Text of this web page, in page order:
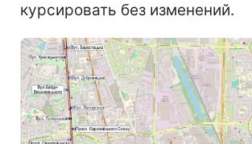
курсировать без изменений.